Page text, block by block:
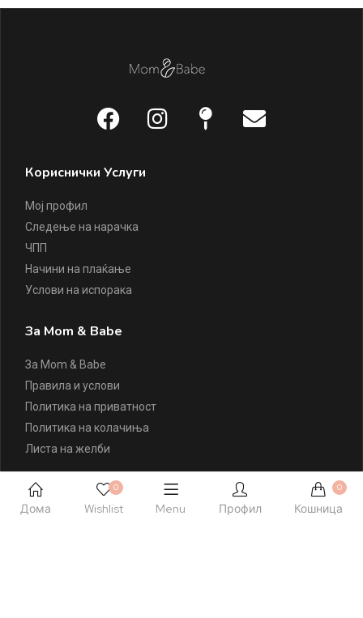
Кориснички Услуги
Мој профил
Следење на нарачка
ЧПП
Начини на плаќање
Услови на испорака
За Mom & Babe
За Mom & Babe
Правила и услови
Политика на приватност
Политика на колачиња
Листа на желби
Контактирајте Нè
Дома
0
Wishlist Menu Профил
0
Кошница